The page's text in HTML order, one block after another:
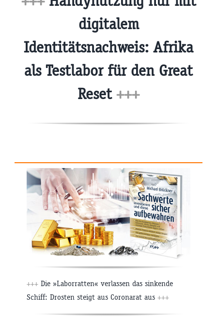
digitalem
Identitätsnachweis: Afrika
als Testlabor für den Great
Reset +++
+++ Die »Laborratten« verlassen das sinkende
Schiff: Drosten steigt aus Coronarat aus +++